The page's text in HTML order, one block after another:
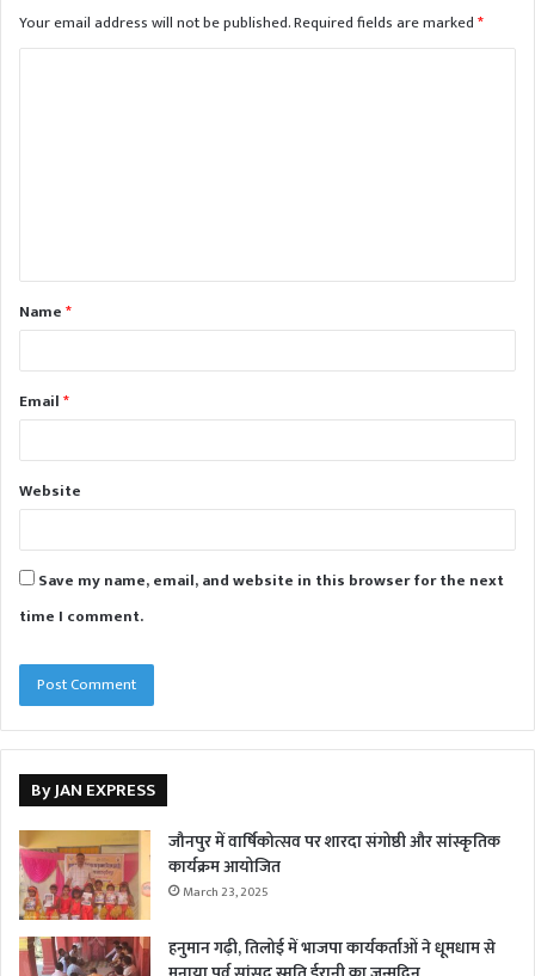
Your email address will not be published.Required fields are marked*
t
*Name*
Email*
Website
Save my name, email, and website in this browser for the next
time I comment.
By JAN EXPRESS
जौनपुर में वार्षिकोत्सव पर शारदा संगोष्ठी और सांस्कृतिक
कार्यक्रम आयोजित
March 23, 2025
हनुमान गढ़ी, तिलोई में भाजपा कार्यकर्ताओं ने धूमधाम से